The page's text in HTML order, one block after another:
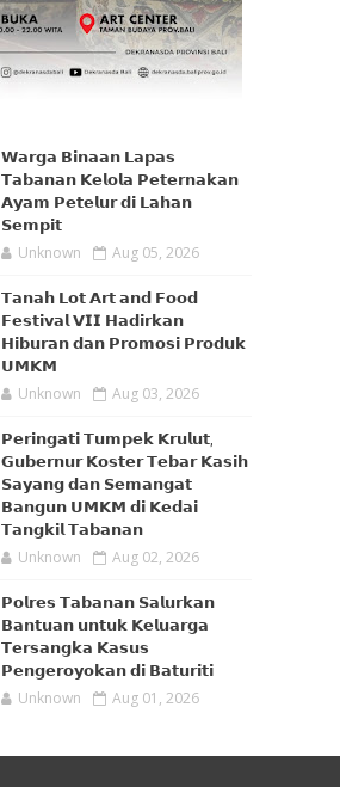
𝗪𝗮𝗿𝗴𝗮 𝗕𝗶𝗻𝗮𝗮𝗻 𝗟𝗮𝗽𝗮𝘀
𝗧𝗮𝗯𝗮𝗻𝗮𝗻 𝗞𝗲𝗹𝗼𝗹𝗮 𝗣𝗲𝘁𝗲𝗿𝗻𝗮𝗸𝗮𝗻
𝗔𝘆𝗮𝗺 𝗣𝗲𝘁𝗲𝗹𝘂𝗿 𝗱𝗶 𝗟𝗮𝗵𝗮𝗻
𝗦𝗲𝗺𝗽𝗶𝘁
Unknown Aug 05, 2026
𝗧𝗮𝗻𝗮𝗵 𝗟𝗼𝘁 𝗔𝗿𝘁 𝗮𝗻𝗱 𝗙𝗼𝗼𝗱
𝗙𝗲𝘀𝘁𝗶𝘃𝗮𝗹 𝗩𝗜𝗜 𝗛𝗮𝗱𝗶𝗿𝗸𝗮𝗻
𝗛𝗶𝗯𝘂𝗿𝗮𝗻 𝗱𝗮𝗻 𝗣𝗿𝗼𝗺𝗼𝘀𝗶 𝗣𝗿𝗼𝗱𝘂𝗸
𝗨𝗠𝗞𝗠
Unknown Aug 03, 2026
𝗣𝗲𝗿𝗶𝗻𝗴𝗮𝘁𝗶 𝗧𝘂𝗺𝗽𝗲𝗸 𝗞𝗿𝘂𝗹𝘂𝘁,
𝗚𝘂𝗯𝗲𝗿𝗻𝘂𝗿 𝗞𝗼𝘀𝘁𝗲𝗿 𝗧𝗲𝗯𝗮𝗿 𝗞𝗮𝘀𝗶𝗵
𝗦𝗮𝘆𝗮𝗻𝗴 𝗱𝗮𝗻 𝗦𝗲𝗺𝗮𝗻𝗴𝗮𝘁
𝗕𝗮𝗻𝗴𝘂𝗻 𝗨𝗠𝗞𝗠 𝗱𝗶 𝗞𝗲𝗱𝗮𝗶
𝗧𝗮𝗻𝗴𝗸𝗶𝗹 𝗧𝗮𝗯𝗮𝗻𝗮𝗻
Unknown Aug 02, 2026
𝗣𝗼𝗹𝗿𝗲𝘀 𝗧𝗮𝗯𝗮𝗻𝗮𝗻 𝗦𝗮𝗹𝘂𝗿𝗸𝗮𝗻
𝗕𝗮𝗻𝘁𝘂𝗮𝗻 𝘂𝗻𝘁𝘂𝗸 𝗞𝗲𝗹𝘂𝗮𝗿𝗴𝗮
𝗧𝗲𝗿𝘀𝗮𝗻𝗴𝗸𝗮 𝗞𝗮𝘀𝘂𝘀
𝗣𝗲𝗻𝗴𝗲𝗿𝗼𝘆𝗼𝗸𝗮𝗻 𝗱𝗶 𝗕𝗮𝘁𝘂𝗿𝗶𝘁𝗶
Unknown Aug 01, 2026